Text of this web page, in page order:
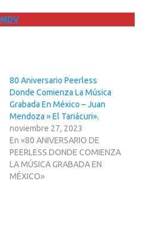
MDV
80 Aniversario Peerless
Donde Comienza La Música
Grabada En México – Juan
Mendoza » El Tariácuri».
noviembre 27, 2023
En «80 ANIVERSARIO DE
PEERLESS DONDE COMIENZA
LA MÚSICA GRABADA EN
MÉXICO»